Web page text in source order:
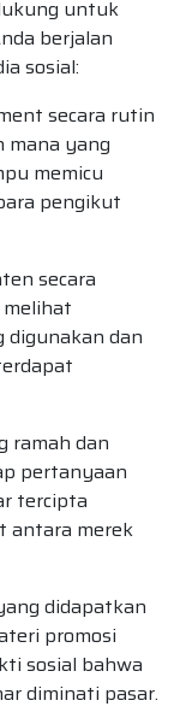
untuk
berjalan
sosial:
secara rutin
yang
memicu
pengikut
secara
dan
ramah dan
pertanyaan
tercipta
antara merek
didapatkan
promosi
sosial bahwa
diminati pasar.